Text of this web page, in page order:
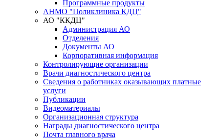
Программные продукты
АНМО "Поликлиника КДЦ"
АО "ККДЦ"
Администрация АО
Отделения
Документы АО
Корпоративная информация
Контролирующие организации
Врачи диагностического центра
Сведения о работниках оказывающих платные
услуги
Публикации
Видеоматериалы
Организационная структура
Награды диагностического центра
Почта главного врача